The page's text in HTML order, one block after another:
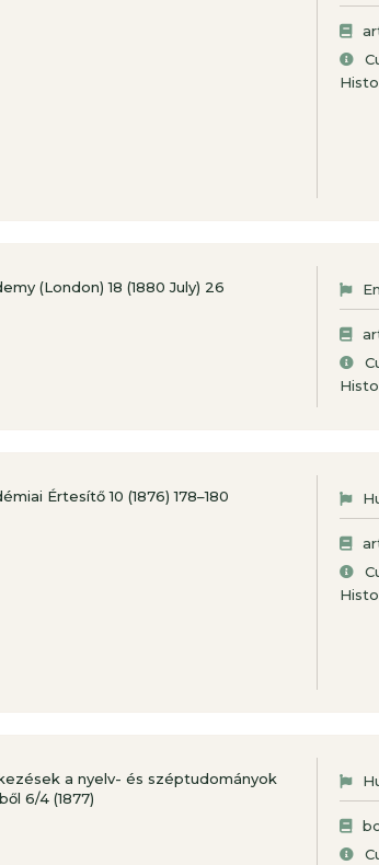
(London) 18 (1880 July) 26
Értesítő 10 (1876) 178–180
a nyelv- és széptudományok
6/4 (1877)